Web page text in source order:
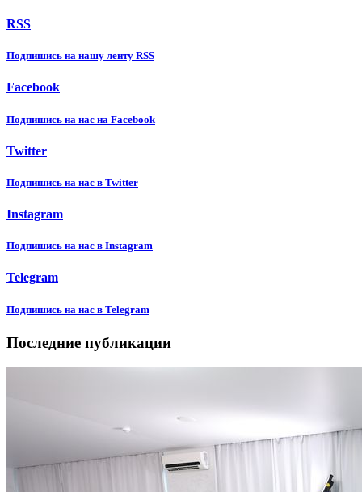
RSS
Подпишиcь на нашу ленту RSS
Facebook
Подпишиcь на нас на Facebook
Twitter
Подпишиcь на нас в Twitter
Instagram
Подпишиcь на нас в Instagram
Telegram
Подпишиcь на нас в Telegram
Последние публикации